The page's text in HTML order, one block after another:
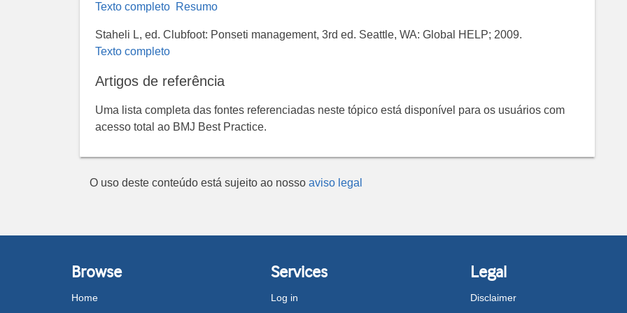
Texto completo Resumo
Staheli L, ed. Clubfoot: Ponseti management, 3rd ed. Seattle, WA: Global HELP; 2009.
Texto completo
Artigos de referência
Uma lista completa das fontes referenciadas neste tópico está disponível para os usuários com
acesso total ao BMJ Best Practice.
O uso deste conteúdo está sujeito ao nosso aviso legal
Browse
Home
Services
Log in
Legal
Disclaimer